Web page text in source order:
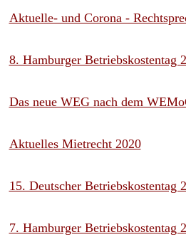
Aktuelle- und Corona -
8. Hamburger Betriebskostentag
Das neue WEG nach dem
Aktuelles Mietrecht 2020
15. Deutscher Betriebskostentag
7. Hamburger Betriebskostentag